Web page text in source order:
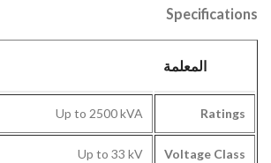
Specifications
المعلمة
Ratings
Up to 2500 kVA
Voltage Class
Up to 33 kV